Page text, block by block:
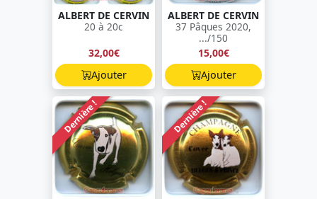
ALBERT DE CERVIN
20 à 20c
32,00€
Ajouter
ALBERT DE CERVIN
37 Pâques 2020,
.../150
15,00€
Ajouter
Dernière ! Dernière !